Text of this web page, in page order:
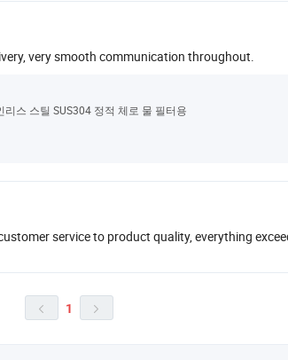
very smooth communication throughout.
스 스틸 SUS304 정적 체로 물 필터용
service to product quality, everything
 1 